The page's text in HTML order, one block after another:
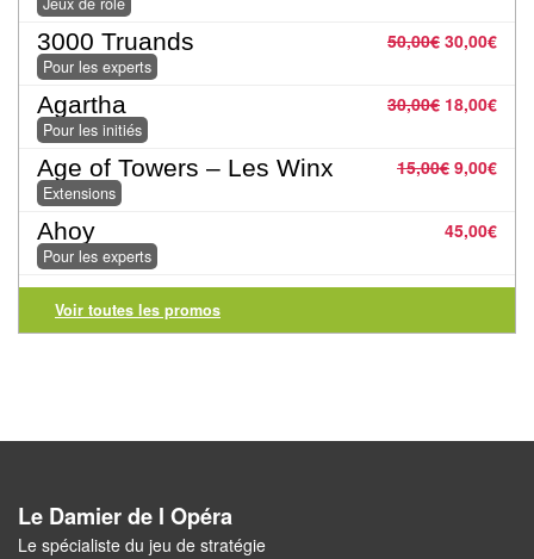
initiés
Pour
les
experts
En
solitaire
Pour
Joueurs
Coopératif
Escape
50,00€ 30,00€
3000 Truands
Pour les experts
30,00€ 18,00€
Agartha
Pour les initiés
15,00€ 9,00€
Age of Towers – Les Winx
Extensions
45,00€
Ahoy
Pour les experts
Voir toutes les promos
Le Damier de l Opéra
Le spécialiste du jeu de stratégie